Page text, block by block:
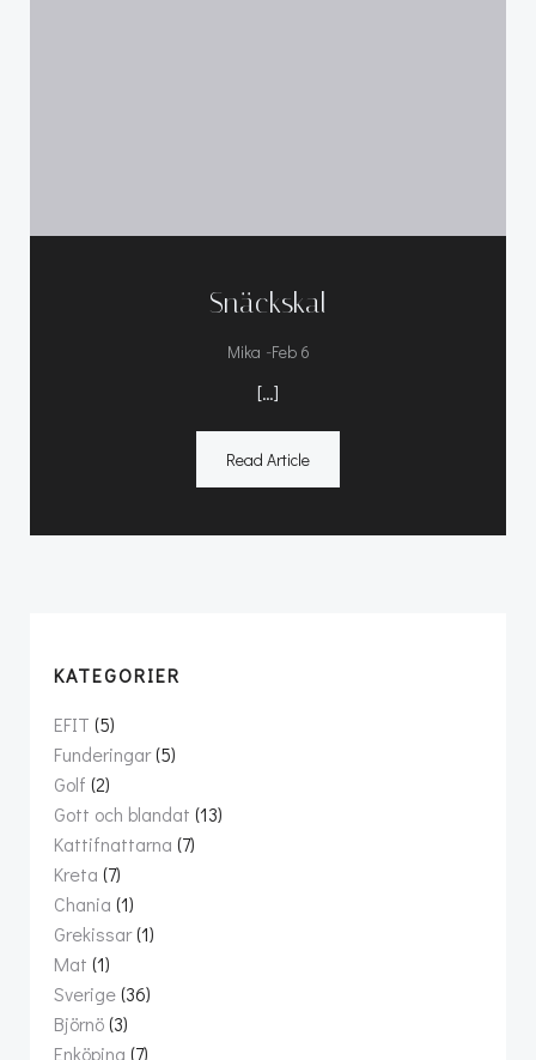
Snäckskal
Mika -Feb 6
[…]
Read Article
KATEGORIER
EFIT (5)
Funderingar(5)
Golf (2)
Gott och blandat (13)
Kattifnattarna (7)
Kreta (7)
Chania (1)
Grekissar(1)
Mat (1)
Sverige(36)
Björnö(3)
Enköping (7)